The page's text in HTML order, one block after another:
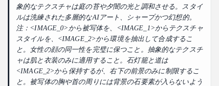
象的なテクスチャは庭の苔や夕闇の光と調和させる。スタイ
ルは洗練された多層的なAIアート、シャープかつ幻想的。
注：<IMAGE_0>から被写体を、<IMAGE_1>からテクスチャ
スタイルを、<IMAGE_2>から環境を抽出して合成するこ
と。女性の顔の同一性を完璧に保つこと。抽象的なテクスチ
ャは肌と衣装のみに適用すること。石灯籠と道は
<IMAGE_2>から保持するが、右下の前景のみに制限するこ
と。被写体の胸や首の周りには背景の石要素が入らないよう